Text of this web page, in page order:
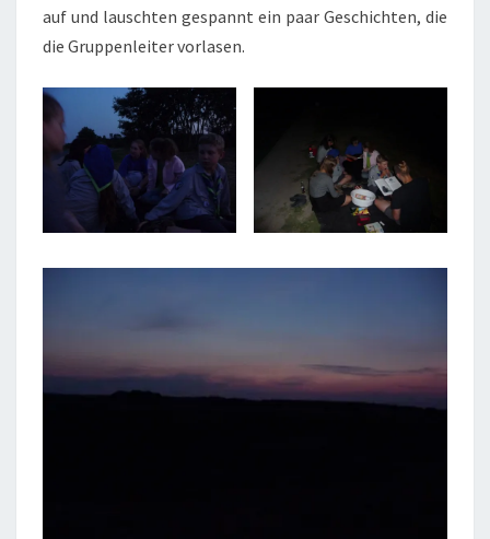
auf und lauschten gespannt ein paar Geschichten, die
die Gruppenleiter vorlasen.